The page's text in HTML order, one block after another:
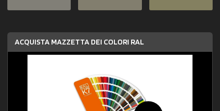
ACQUISTA MAZZETTA DEI COLORI RAL